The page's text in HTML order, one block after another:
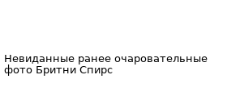
Невиданные ранее очаровательные
фото Бритни Спирс